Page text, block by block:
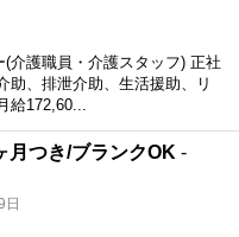
(介護職員・介護スタッフ) 正社
助、排泄介助、生活援助、リ
172,60...
月つき/ブランクOK -
日